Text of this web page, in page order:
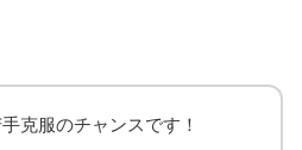
克服のチャンスです！